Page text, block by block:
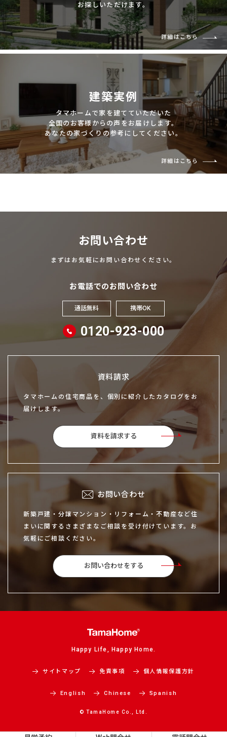
お探しいただけます。
詳細はこちら
建築実例
タマホームで家を建てていただいた
全国のお客様からの声をお届けします。
あなたの家づくりの参考にしてください。
詳細はこちら
お問い合わせ
まずはお気軽にお問い合わせください。
お電話でのお問い合わせ
通話無料 携帯OK
0120-923-000
資料請求
タマホームの住宅商品を、個別に紹介したカタログをお
届けします。
資料を請求する
お問い合わせ
新築戸建・分譲マンション・リフォーム・不動産など住
まいに関するさまざまなご相談を受け付けています。お
気軽にご相談ください。
お問い合わせをする
Happy Life, Happy Home.
サイトマップ 免責事項 個人情報保護方針
English Chinese Spanish
© TamaHome Co., Ltd.